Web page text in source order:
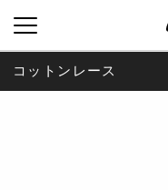
コットンレース